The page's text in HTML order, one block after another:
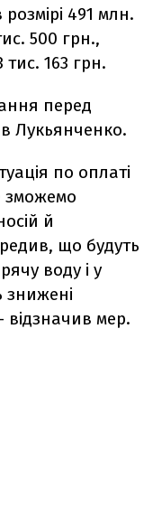
491 млн.
500 грн.,
тис. 163 грн.
перед
Лукьянченко.
по оплаті
зможемо
й
що будуть
воду і у
знижені
відзначив мер.